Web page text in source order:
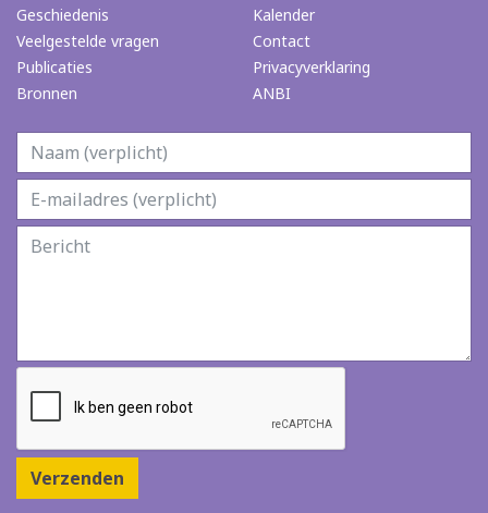
Geschiedenis
Veelgestelde vragen
Publicaties
Bronnen
Kalender
Contact
Privacyverklaring
ANBI
Verzenden